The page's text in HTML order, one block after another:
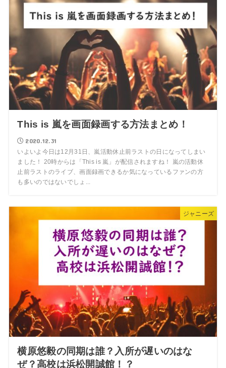
This is 嵐を画面録画する方法まとめ！
2020.12.31
いよいよ今日は12月31日、嵐活動休止前ラストの日になってしまい
ました！ 20時からは「This is 嵐」が配信されますね！ 嵐の活動休
止前ラストのライブ、画面録画できるか気になっているファンの方
も多いのではないでしょ...
ジャニーズ
横原悠毅の同期は誰？入所が遅いのはな
ぜ？高校は浜松開誠館！？